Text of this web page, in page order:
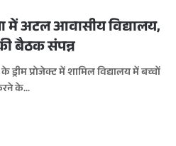
में अटल आवासीय विद्यालय,
बैठक संपन्न
प्रोजेक्ट में शामिल विद्यालय में बच्चों
के…